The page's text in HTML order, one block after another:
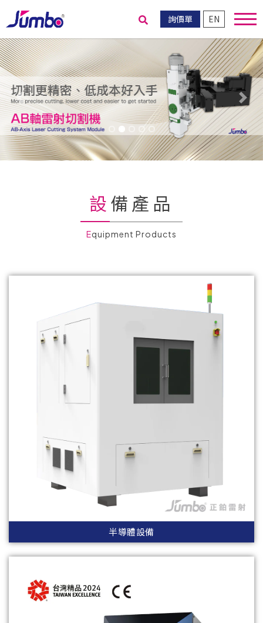
詢價單 EN
送出搜尋
Previous
Next
設備產品
Equipment Products
半導體設備